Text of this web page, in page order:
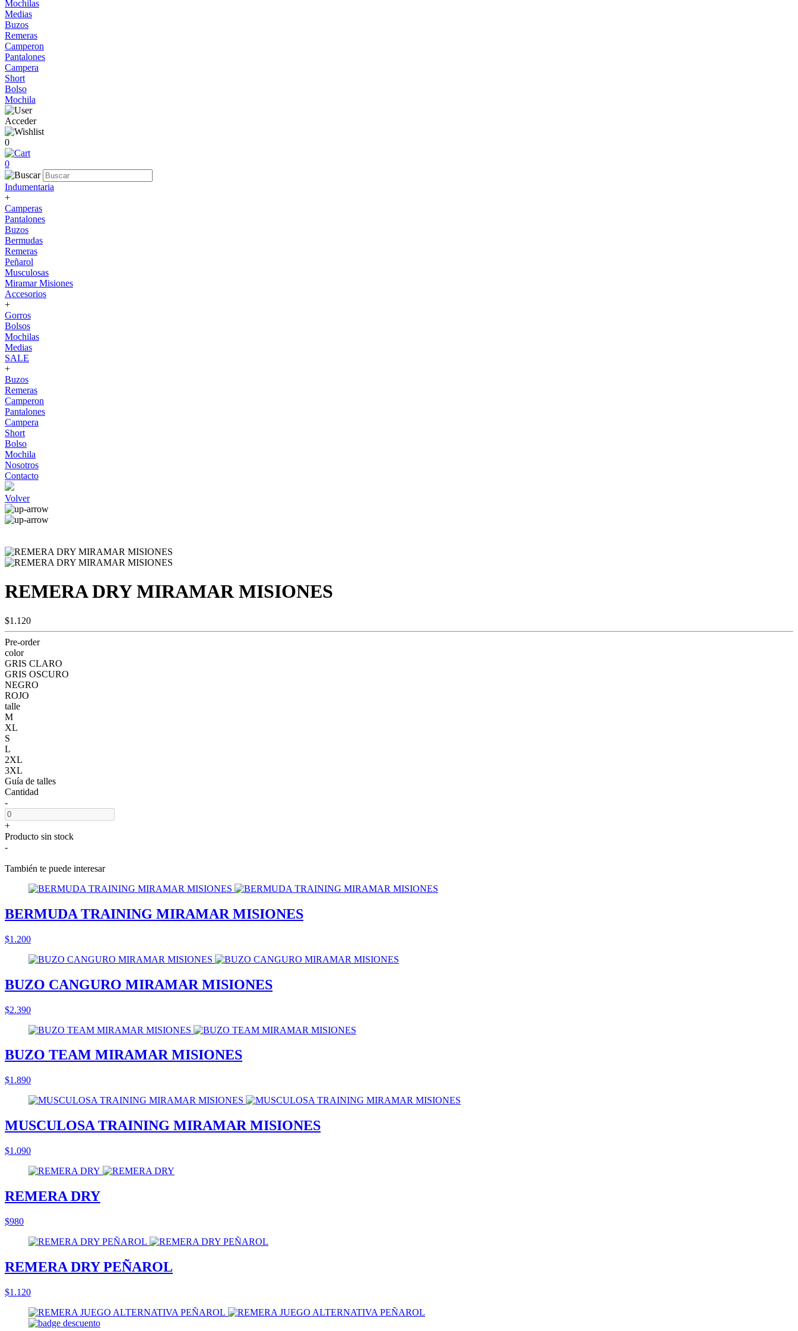
Mochilas
Medias
Buzos
Remeras
Camperon
Pantalones
Campera
Short
Bolso
Mochila
Acceder
0
0
Indumentaria
+
Camperas
Pantalones
Buzos
Bermudas
Remeras
Peñarol
Musculosas
Miramar Misiones
Accesorios
+
Gorros
Bolsos
Mochilas
Medias
SALE
+
Buzos
Remeras
Camperon
Pantalones
Campera
Short
Bolso
Mochila
Nosotros
Contacto
Volver
REMERA DRY MIRAMAR MISIONES
$1.120
Pre-order
color
GRIS CLARO
GRIS OSCURO
NEGRO
ROJO
talle
M
XL
S
L
2XL
3XL
Guía de talles
Cantidad
-
+
Producto sin stock
-
También te puede interesar
BERMUDA TRAINING MIRAMAR MISIONES
$1.200
BUZO CANGURO MIRAMAR MISIONES
$2.390
BUZO TEAM MIRAMAR MISIONES
$1.890
MUSCULOSA TRAINING MIRAMAR MISIONES
$1.090
REMERA DRY
$980
REMERA DRY PEÑAROL
$1.120